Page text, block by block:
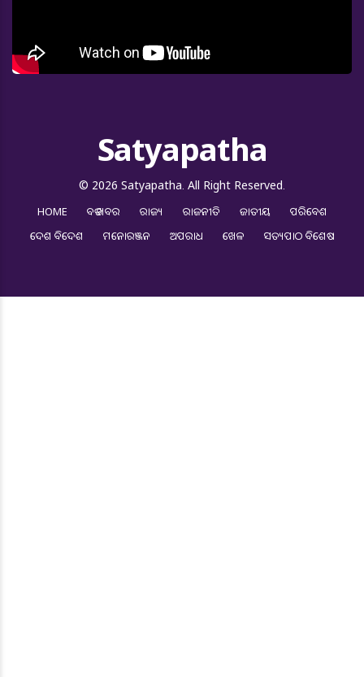
Satyapatha
© 2026 Satyapatha. All Right Reserved.
HOME ବଡ ଖବର ରାଜ୍ୟ ରାଜନୀତି ଜାତୀୟ
ପରିବେଶ
ଦେଶ ବିଦେଶ
ମନୋରଞ୍ଜନ ଅପରାଧ ଖେଳ ସତ୍ୟପାଠ ବିଶେଷ